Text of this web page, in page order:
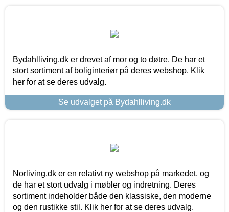
Bydahlliving.dk er drevet af mor og to døtre. De har et
stort sortiment af boliginteriør på deres webshop. Klik
her for at se deres udvalg.
Se udvalget på Bydahlliving.dk
Norliving.dk er en relativt ny webshop på markedet, og
de har et stort udvalg i møbler og indretning. Deres
sortiment indeholder både den klassiske, den moderne
og den rustikke stil. Klik her for at se deres udvalg.